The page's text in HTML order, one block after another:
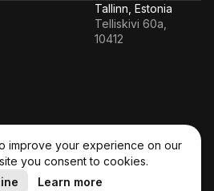
Tallinn, Estonia
Telliskivi 60a,
10412
improve your experience on our
you consent to cookies.
Learn more